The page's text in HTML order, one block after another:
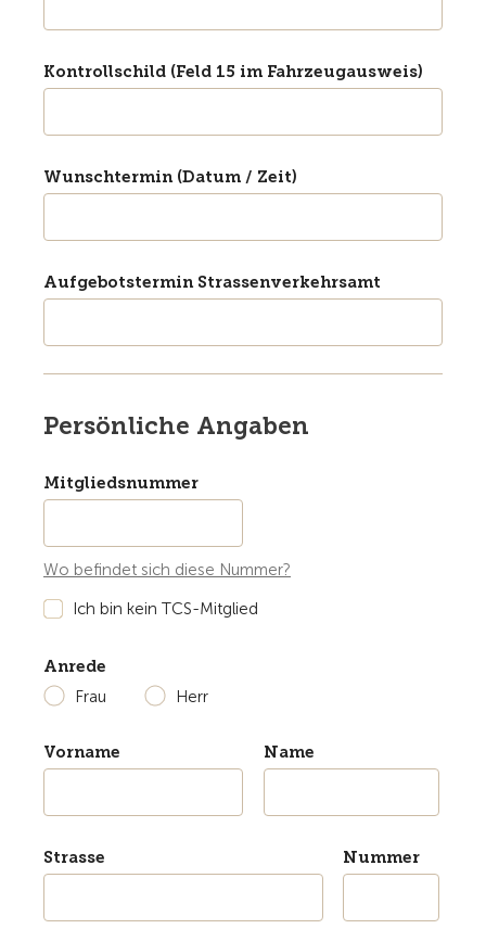
Kontrollschild (Feld 15 im Fahrzeugausweis)
Wunschtermin (Datum / Zeit)
Aufgebotstermin Strassenverkehrsamt
Persönliche Angaben
Mitgliedsnummer
Wo befindet sich diese Nummer?
Ich bin kein TCS-Mitglied
Anrede
Frau
Herr
Vorname Name
Strasse Nummer